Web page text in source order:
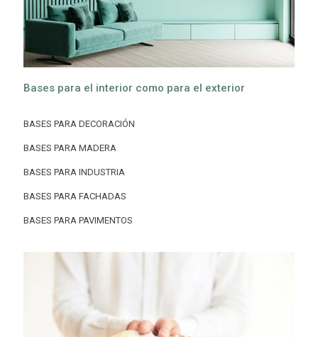
Bases para el interior como para el exterior
BASES PARA DECORACIÓN
BASES PARA MADERA
BASES PARA INDUSTRIA
BASES PARA FACHADAS
BASES PARA PAVIMENTOS